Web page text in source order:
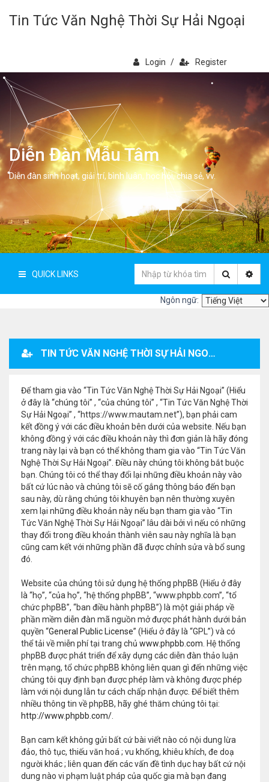
Tin Tức Văn Nghệ Thời Sự Hải Ngoại
Login / Register
Diễn Đàn Mẫu Tâm
Diễn đàn sinh hoạt, giải trí, bình luân, học hỏi, chia sẻ, vv.
QUICK LINKS
Ngôn ngữ:
TIN TỨC VĂN NGHỆ THỜI SỰ HẢI NGOẠI - ĐĂNG KÝ THÀNH VIÊN
Để tham gia vào “Tin Tức Văn Nghệ Thời Sự Hải Ngoại” (Hiểu
ở đây là “chúng tôi” , “của chúng tôi” , “Tin Tức Văn Nghệ Thời
Sự Hải Ngoại” , “https://www.mautam.net”), bạn phải cam
kết đồng ý với các điều khoản bên dưới của website. Nếu bạn
không đồng ý với các điều khoản này thì đơn giản là hãy đóng
trang này lại và bạn có thể không tham gia vào “Tin Tức Văn
Nghệ Thời Sự Hải Ngoại”. Điều này chúng tôi không bắt buộc
bạn. Chúng tôi có thể thay đổi lại những điều khoản này vào
bất cứ lúc nào và chúng tôi sẽ cố gắng thông báo đến bạn
sau này, dù rằng chúng tôi khuyên bạn nên thường xuyên
xem lại những điều khoản này nếu bạn tham gia vào “Tin
Tức Văn Nghệ Thời Sự Hải Ngoại” lâu dài bởi vì nếu có những
thay đổi trong điều khoản thành viên sau này nghĩa là bạn
cũng cam kết với những phần đã được chỉnh sửa và bổ sung
đó.
Website của chúng tôi sử dụng hệ thống phpBB (Hiểu ở đây
là “họ”, “của họ”, “hệ thống phpBB”, “www.phpbb.com”, “tổ
chức phpBB”, “ban điều hành phpBB”) là một giải pháp về
phần mềm diễn đàn mã nguồn mở được phát hành dưới bản
quyền “General Public License” (Hiểu ở đây là “GPL”) và có
thể tải về miễn phí tại trang chủ www.phpbb.com . Hệ thống
phpBB được phát triển để xây dựng các diễn đàn thảo luận
trên mạng, tổ chức phpBB không liên quan gì đến những việc
chúng tôi quy định bạn được phép làm và không được phép
làm với nội dung lẫn tư cách chấp nhận được. Để biết thêm
nhiều thông tin về phpBB, hãy ghé thăm chúng tôi tại:
http://www.phpbb.com/
Bạn cam kết không gửi bất cứ bài viết nào có nội dung lừa
đảo, thô tục, thiếu văn hoá ; vu khống, khiêu khích, đe doạ
người khác ; liên quan đến các vấn đề tình dục hay bất cứ nội
dung nào vi phạm luật pháp của quốc gia mà bạn đang